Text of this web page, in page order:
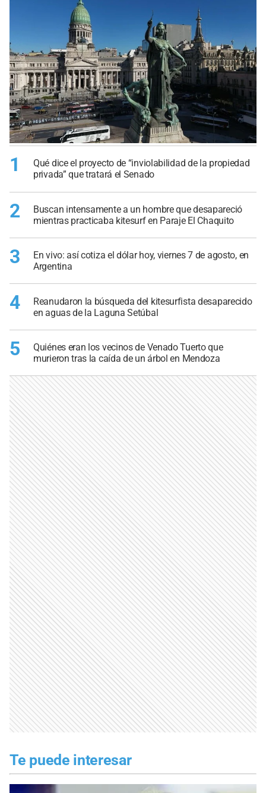
1
Qué dice el proyecto de “inviolabilidad de la propiedad
privada” que tratará el Senado
2
Buscan intensamente a un hombre que desapareció
mientras practicaba kitesurf en Paraje El Chaquito
3
En vivo: así cotiza el dólar hoy, viernes 7 de agosto, en
Argentina
4
Reanudaron la búsqueda del kitesurfista desaparecido
en aguas de la Laguna Setúbal
5
Quiénes eran los vecinos de Venado Tuerto que
murieron tras la caída de un árbol en Mendoza
Te puede interesar